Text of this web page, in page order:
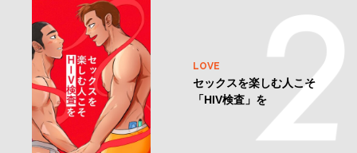
CULTURE
世界中で話題のゲイ・ホ
ッケードラマ『ヒーテッ
ド・ライバルリー』が日
本配信決定！